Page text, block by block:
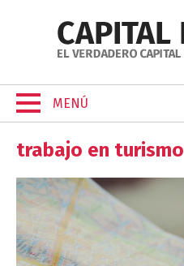
MENÚ
trabajo en turismo